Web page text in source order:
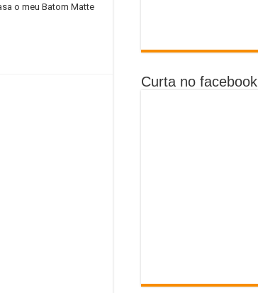
o meu Batom Matte
Curta no facebook